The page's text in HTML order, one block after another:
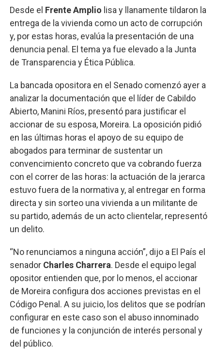
Desde el Frente Amplio lisa y llanamente tildaron la
entrega de la vivienda como un acto de corrupción
y, por estas horas, evalúa la presentación de una
denuncia penal. El tema ya fue elevado a la Junta
de Transparencia y Ética Pública.
La bancada opositora en el Senado comenzó ayer a
analizar la documentación que el líder de Cabildo
Abierto, Manini Ríos, presentó para justificar el
accionar de su esposa, Moreira. La oposición pidió
en las últimas horas el apoyo de su equipo de
abogados para terminar de sustentar un
convencimiento concreto que va cobrando fuerza
con el correr de las horas: la actuación de la jerarca
estuvo fuera de la normativa y, al entregar en forma
directa y sin sorteo una vivienda a un militante de
su partido, además de un acto clientelar, representó
un delito.
“No renunciamos a ninguna acción”, dijo a El País el
senador Charles Charrera. Desde el equipo legal
opositor entienden que, por lo menos, el accionar
de Moreira configura dos acciones previstas en el
Código Penal. A su juicio, los delitos que se podrían
configurar en este caso son el abuso innominado
de funciones y la conjunción de interés personal y
del público.